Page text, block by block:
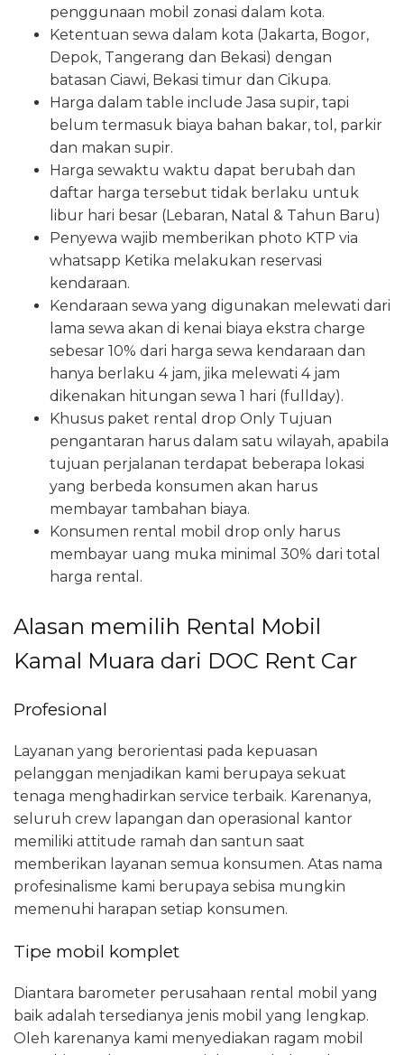
penggunaan mobil zonasi dalam kota.
Ketentuan sewa dalam kota (Jakarta, Bogor,
Depok, Tangerang dan Bekasi) dengan
batasan Ciawi, Bekasi timur dan Cikupa.
Harga dalam table include Jasa supir, tapi
belum termasuk biaya bahan bakar, tol, parkir
dan makan supir.
Harga sewaktu waktu dapat berubah dan
daftar harga tersebut tidak berlaku untuk
libur hari besar (Lebaran, Natal & Tahun Baru)
Penyewa wajib memberikan photo KTP via
whatsapp Ketika melakukan reservasi
kendaraan.
Kendaraan sewa yang digunakan melewati dari
lama sewa akan di kenai biaya ekstra charge
sebesar 10% dari harga sewa kendaraan dan
hanya berlaku 4 jam, jika melewati 4 jam
dikenakan hitungan sewa 1 hari (fullday).
Khusus paket rental drop Only Tujuan
pengantaran harus dalam satu wilayah, apabila
tujuan perjalanan terdapat beberapa lokasi
yang berbeda konsumen akan harus
membayar tambahan biaya.
Konsumen rental mobil drop only harus
membayar uang muka minimal 30% dari total
harga rental.
Alasan memilih Rental Mobil
Kamal Muara dari DOC Rent Car
Profesional
Layanan yang berorientasi pada kepuasan
pelanggan menjadikan kami berupaya sekuat
tenaga menghadirkan service terbaik. Karenanya,
seluruh crew lapangan dan operasional kantor
memiliki attitude ramah dan santun saat
memberikan layanan semua konsumen. Atas nama
profesinalisme kami berupaya sebisa mungkin
memenuhi harapan setiap konsumen.
Tipe mobil komplet
Diantara barometer perusahaan rental mobil yang
baik adalah tersedianya jenis mobil yang lengkap.
Oleh karenanya kami menyediakan ragam mobil